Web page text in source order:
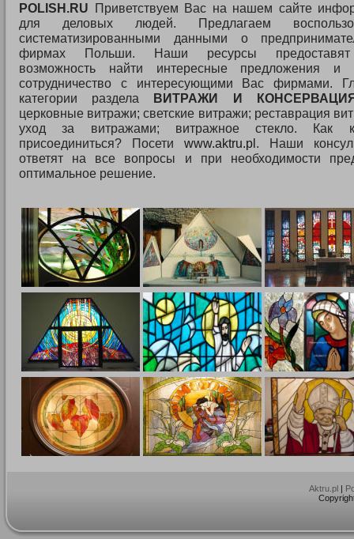
POLISH.RU Приветствуем Вас на нашем сайте
для деловых людей. Предлагаем
систематизированными данными о
фирмах Польши. Наши ресурсы
возможность найти интересные предложения и
сотрудничество с интересующими Вас фирмами.
категории раздела ВИТРАЖИ И
церковные витражи; светские витражи; реставрация
уход за витражами; витражное стекло. Как
присоединиться? Посети www.aktru.pl. Наши
ответят на все вопросы и при необходимости
оптимальное решение.
Aktru.pl |